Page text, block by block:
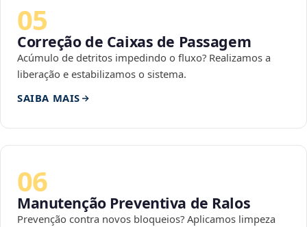
05
Correção de Caixas de Passagem
Acúmulo de detritos impedindo o fluxo? Realizamos a
liberação e estabilizamos o sistema.
SAIBA MAIS
06
Manutenção Preventiva de Ralos
Prevenção contra novos bloqueios? Aplicamos limpeza